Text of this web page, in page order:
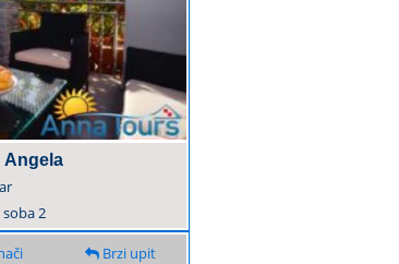
Angela
soba2
Brzi upit